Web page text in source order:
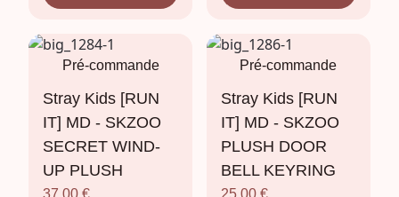
Pré-commande
Stray Kids [RUN
IT] MD - SKZOO
SECRET WIND-
UP PLUSH
37,00€
Pré-commande
Stray Kids [RUN
IT] MD - SKZOO
PLUSH DOOR
BELL KEYRING
25,00 €